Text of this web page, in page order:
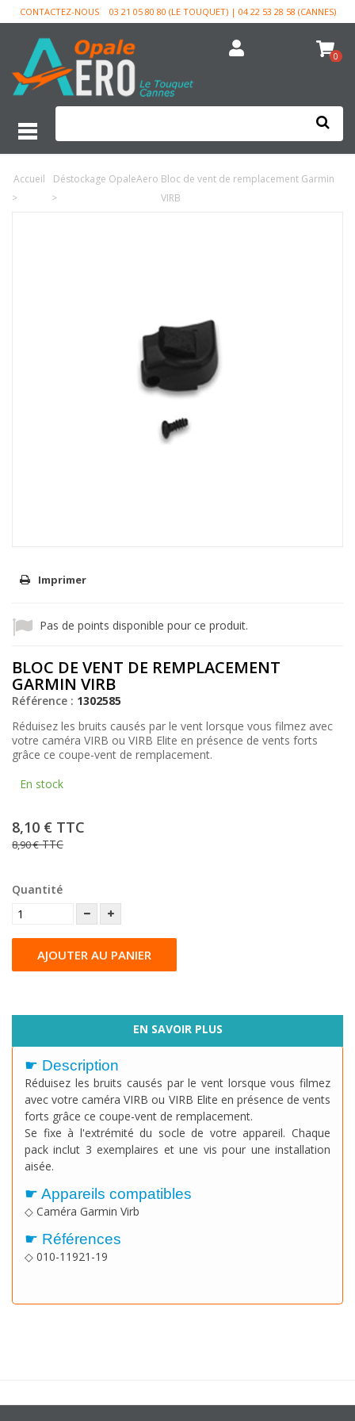
CONTACTEZ-NOUS 03 21 05 80 80 (LE TOUQUET) | 04 22 53 28 58 (CANNES)
0
Accueil
>
Déstockage OpaleAero
>
Bloc de vent de remplacement Garmin
VIRB
Imprimer
Pas de points disponible pour ce produit.
BLOC DE VENT DE REMPLACEMENT
GARMIN VIRB
Référence : 1302585
Réduisez les bruits causés par le vent lorsque vous filmez avec
votre caméra VIRB ou VIRB Elite en présence de vents forts
grâce ce coupe-vent de remplacement.
En stock
8,10 € TTC
8,90 €TTC
Quantité
AJOUTER AU PANIER
EN SAVOIR PLUS
☛ Description
Réduisez les bruits causés par le vent lorsque vous filmez
avec votre caméra VIRB ou VIRB Elite en présence de vents
forts grâce ce coupe-vent de remplacement.
Se fixe à l'extrémité du socle de votre appareil. Chaque
pack inclut 3 exemplaires et une vis pour une installation
aisée.
☛ Appareils compatibles
◇ Caméra Garmin Virb
☛ Références
◇ 010-11921-19